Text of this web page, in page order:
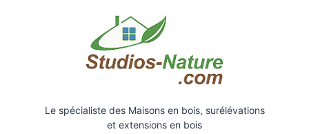
Le spécialiste des Maisons en bois, surélévations
et extensions en bois